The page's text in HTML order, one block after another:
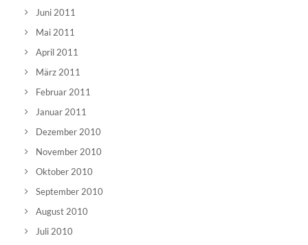
Juni 2011
Mai 2011
April 2011
März 2011
Februar 2011
Januar 2011
Dezember 2010
November 2010
Oktober 2010
September 2010
August 2010
Juli 2010